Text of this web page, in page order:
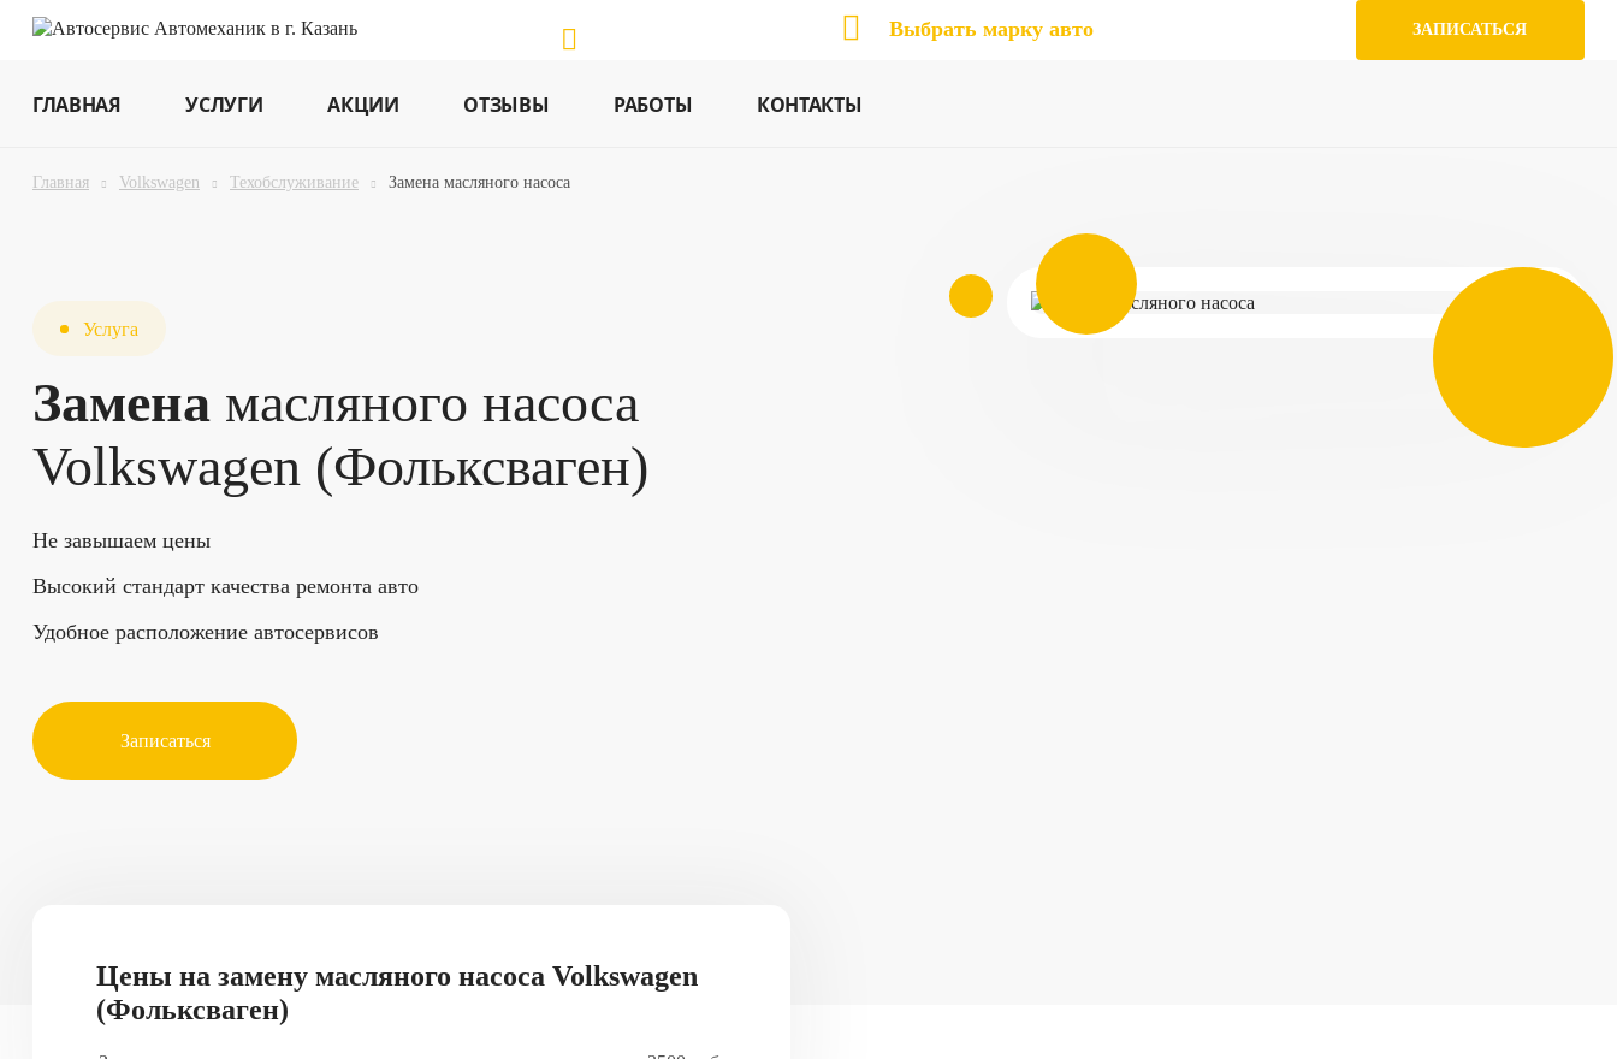
Выбрать марку авто ЗАПИСАТЬСЯ
ГЛАВНАЯ УСЛУГИ АКЦИИ ОТЗЫВЫ РАБОТЫ КОНТАКТЫ
Главная Volkswagen Техобслуживание Замена масляного насоса
Услуга
Замена масляного насоса
Volkswagen (Фольксваген)
Не завышаем цены
Высокий стандарт качества ремонта авто
Удобное расположение автосервисов
Записаться
Цены на замену масляного насоса Volkswagen
(Фольксваген)